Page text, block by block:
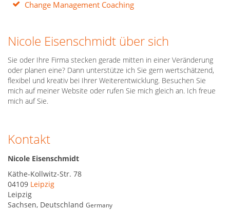
Change Management Coaching
Nicole Eisenschmidt über sich
Sie oder Ihre Firma stecken gerade mitten in einer Veränderung
oder planen eine? Dann unterstütze ich Sie gern wertschätzend,
flexibel und kreativ bei Ihrer Weiterentwicklung. Besuchen Sie
mich auf meiner Website oder rufen Sie mich gleich an. Ich freue
mich auf Sie.
Kontakt
Nicole Eisenschmidt
Käthe-Kollwitz-Str. 78
04109 Leipzig
Leipzig
Sachsen, Deutschland Germany